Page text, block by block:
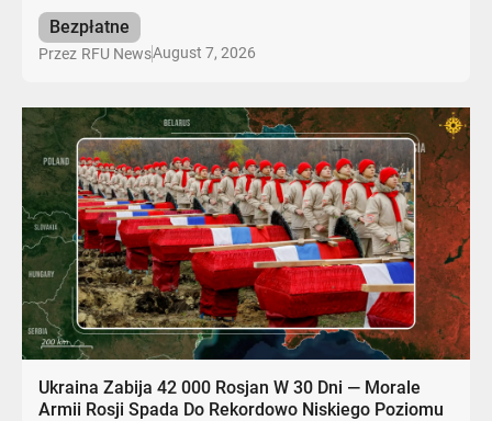
Bezpłatne
Przez RFU NewsAugust 7, 2026
Ukraina Zabija 42 000 Rosjan W 30 Dni — Morale
Armii Rosji Spada Do Rekordowo Niskiego Poziomu